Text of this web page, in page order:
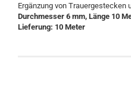
Ergänzung von Trauergestecken
Durchmesser 6 mm, Länge 10
Lieferung: 10 Meter